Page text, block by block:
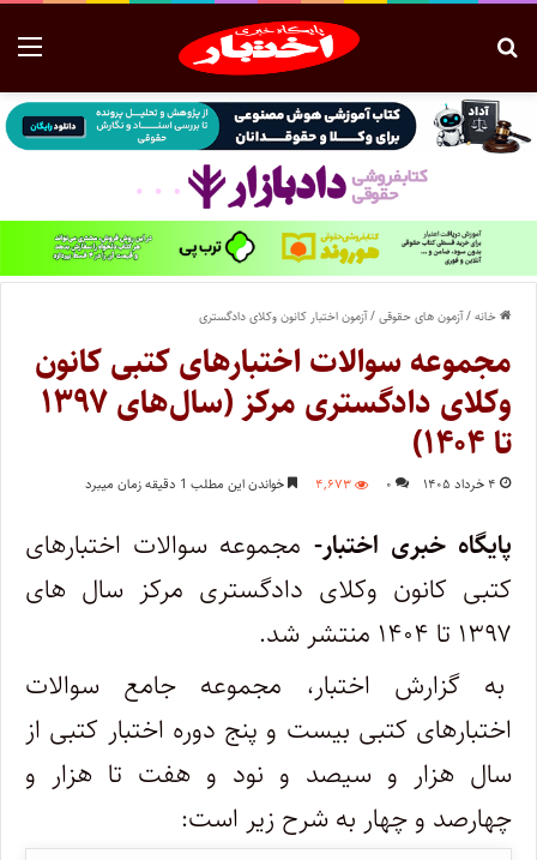
خانه/آزمون های حقوقی/آزمون اختبار کانون وکلای دادگستری
مجموعه سوالات اختبارهای کتبی کانون
وکلای دادگستری مرکز (سال‌های ۱۳۹۷
تا ۱۴۰۴)
۴ خرداد ۱۴۰۵ ۰ ۴,۶۷۳ خواندن این مطلب 1 دقیقه زمان میبرد
پایگاه خبری اختبار- مجموعه سوالات اختبارهای
کتبی کانون وکلای دادگستری مرکز سال های
۱۳۹۷ تا ۱۴۰۴ منتشر شد.
به گزارش اختبار، مجموعه جامع سوالات
اختبارهای کتبی بیست و پنج دوره اختبار کتبی از
سال هزار و سیصد و نود و هفت تا هزار و
چهارصد و چهار به شرح زیر است: